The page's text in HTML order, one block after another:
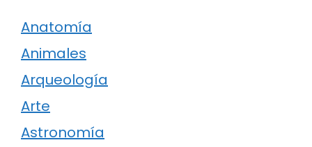
Anatomía
Animales
Arqueología
Arte
Astronomía